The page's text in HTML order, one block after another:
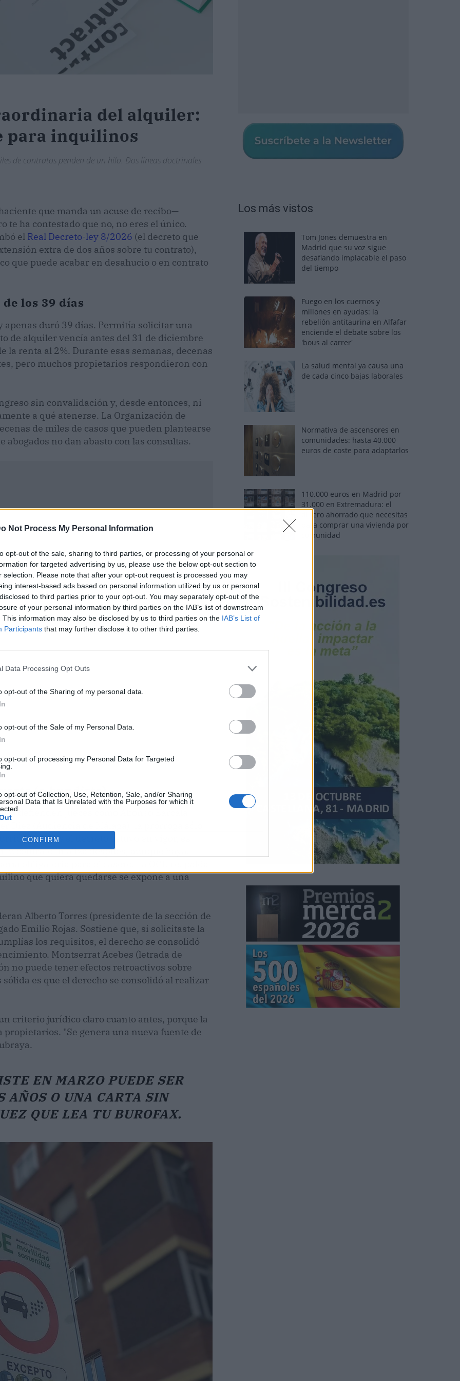
Not Process My Personal Information
opt-out of the sale, sharing to third parties, or processing of your personal or
for targeted advertising by us, please use the below opt-out section to
selection. Please note that after your opt-out request is processed you may
interest-based ads based on personal information utilized by us or personal
to third parties prior to your opt-out. You may separately opt-out of the
of your personal information by third parties on the IAB’s list of downstream
This information may also be disclosed by us to third parties on the IAB’s List of
Participants that may further disclose it to other third parties.
Data Processing Opt Outs
opt-out of the Sharing of my personal data.
opt-out of the Sale of my Personal Data.
opt-out of processing my Personal Data for Targeted
opt-out of Collection, Use, Retention, Sale, and/or Sharing
Data that Is Unrelated with the Purposes for which it
CONFIRM
del alquiler:
para inquilinos
de contratos penden de un hilo. Dos líneas doctrinales
que manda un acuse de recibo—
ha contestado que no, no eres el único.
el Real Decreto-ley 8/2026 (el decreto que
extra de dos años sobre tu contrato),
que puede acabar en desahucio o en contrato
los 39 días
apenas duró 39 días. Permitía solicitar una
de alquiler vencía antes del 31 de diciembre
la renta al 2%. Durante esas semanas, decenas
pero muchos propietarios respondieron con
sin convalidación y, desde entonces, ni
a qué atenerse. La Organización de
de miles de casos que pueden plantearse
abogados no dan abasto con las consultas.
(o hundirte)
defienden jueces como Alfonso Barcala
Díez (Audiencia de Málaga): la prórroga sólo
mientras el decreto estuvo en vigor, es
contrato finaliza después, aunque hayas
obligatoria para el casero. La OCU respalda
que quiera quedarse se expone a una
Alberto Torres (presidente de la sección de
Emilio Rojas. Sostiene que, si solicitaste la
los requisitos, el derecho se consolidó
Montserrat Acebes (letrada de
no puede tener efectos retroactivos sobre
es que el derecho se consolidó al realizar
criterio jurídico claro cuanto antes, porque la
"Se genera una nueva fuente de
EN MARZO PUEDE SER
AÑOS O UNA CARTA SIN
QUE LEA TU BUROFAX.
Los más vistos
Tom Jones demuestra en
Madrid que su voz sigue
desafiando implacable el paso
del tiempo
Fuego en los cuernos y
millones en ayudas: la
rebelión antitaurina en Alfafar
enciende el debate sobre los
'bous al carrer'
La salud mental ya causa una
de cada cinco bajas laborales
Normativa de ascensores en
comunidades: hasta 40.000
euros de coste para adaptarlos
110.000 euros en Madrid por
31.000 en Extremadura: el
dinero ahorrado que necesitas
para comprar una vivienda por
comunidad